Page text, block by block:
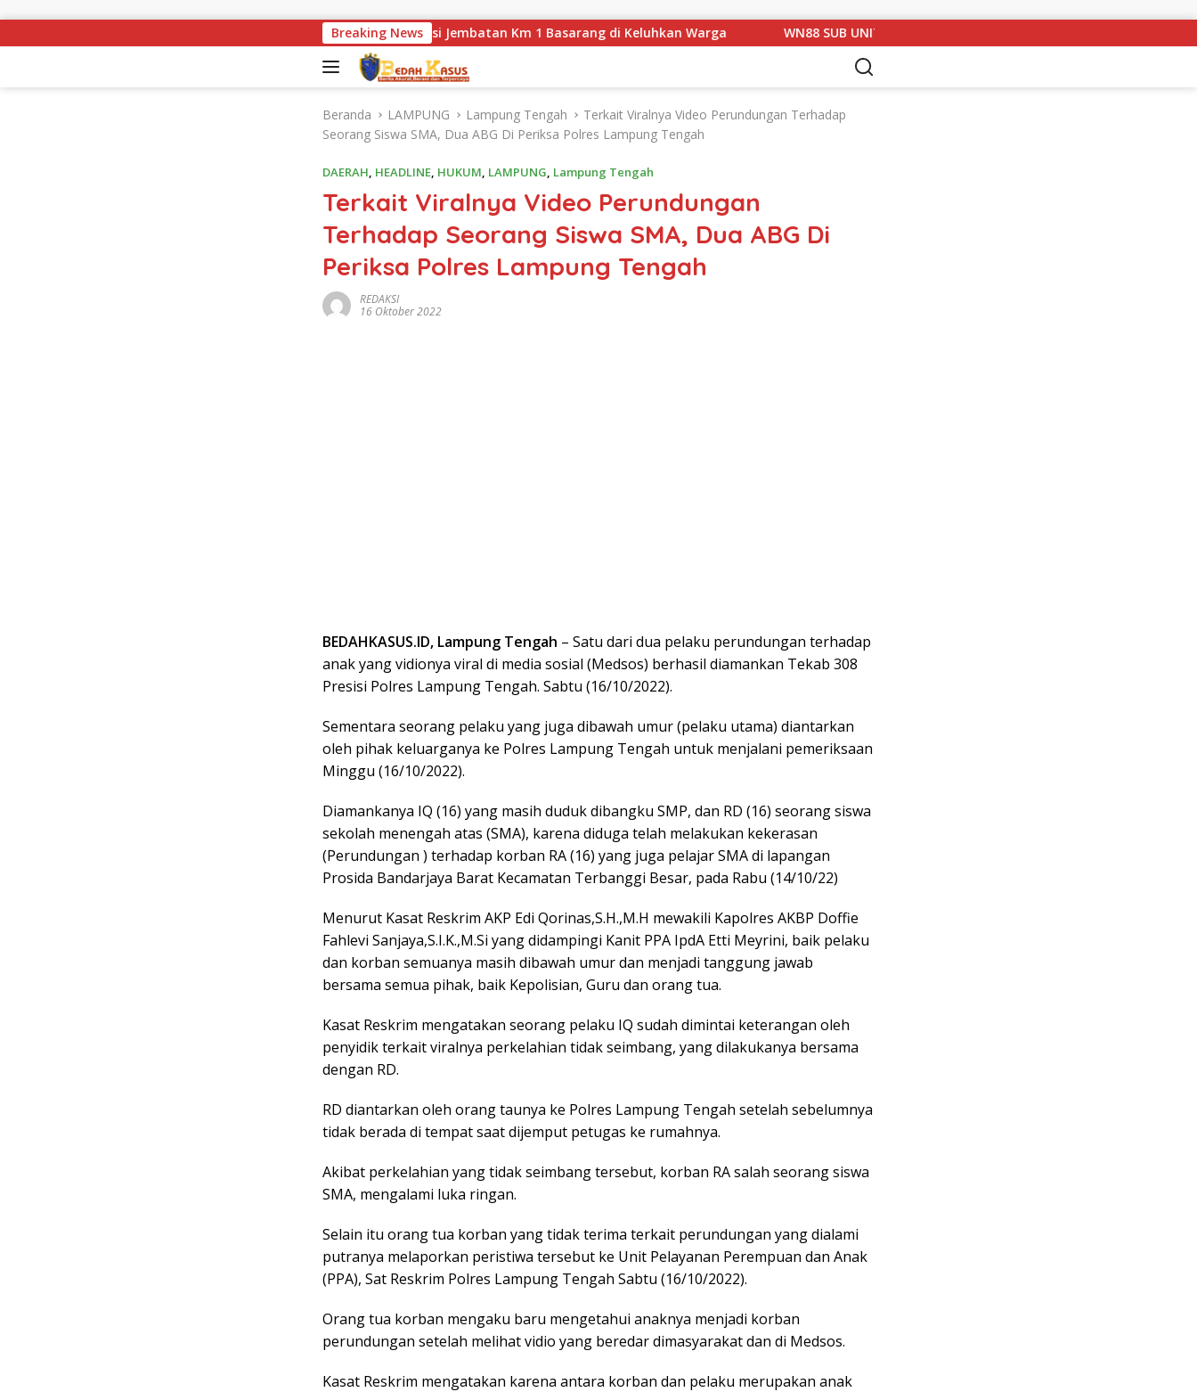
Breaking News
Miris ! Kondisi Jembatan Km 1 Basarang di Keluhkan Warga WN88 SUB UNIT 13 LAMPUNG UTARA GELAR RAPAT KOORDINASI DAN
Beranda LAMPUNG Lampung Tengah
Terkait Viralnya Video Perundungan Terhadap
Seorang Siswa SMA, Dua ABG Di Periksa Polres Lampung Tengah
DAERAH, HEADLINE, HUKUM, LAMPUNG, Lampung Tengah
Terkait Viralnya Video Perundungan
Terhadap Seorang Siswa SMA, Dua ABG Di
Periksa Polres Lampung Tengah
REDAKSI
16 Oktober 2022
BEDAHKASUS.ID, Lampung Tengah – Satu dari dua pelaku perundungan terhadap
anak yang vidionya viral di media sosial (Medsos) berhasil diamankan Tekab 308
Presisi Polres Lampung Tengah. Sabtu (16/10/2022).
Sementara seorang pelaku yang juga dibawah umur (pelaku utama) diantarkan
oleh pihak keluarganya ke Polres Lampung Tengah untuk menjalani pemeriksaan
Minggu (16/10/2022).
Diamankanya IQ (16) yang masih duduk dibangku SMP, dan RD (16) seorang siswa
sekolah menengah atas (SMA), karena diduga telah melakukan kekerasan
(Perundungan ) terhadap korban RA (16) yang juga pelajar SMA di lapangan
Prosida Bandarjaya Barat Kecamatan Terbanggi Besar, pada Rabu (14/10/22)
Menurut Kasat Reskrim AKP Edi Qorinas,S.H.,M.H mewakili Kapolres AKBP Doffie
Fahlevi Sanjaya,S.I.K.,M.Si yang didampingi Kanit PPA IpdA Etti Meyrini, baik pelaku
dan korban semuanya masih dibawah umur dan menjadi tanggung jawab
bersama semua pihak, baik Kepolisian, Guru dan orang tua.
Kasat Reskrim mengatakan seorang pelaku IQ sudah dimintai keterangan oleh
penyidik terkait viralnya perkelahian tidak seimbang, yang dilakukanya bersama
dengan RD.
RD diantarkan oleh orang taunya ke Polres Lampung Tengah setelah sebelumnya
tidak berada di tempat saat dijemput petugas ke rumahnya.
Akibat perkelahian yang tidak seimbang tersebut, korban RA salah seorang siswa
SMA, mengalami luka ringan.
Selain itu orang tua korban yang tidak terima terkait perundungan yang dialami
putranya melaporkan peristiwa tersebut ke Unit Pelayanan Perempuan dan Anak
(PPA), Sat Reskrim Polres Lampung Tengah Sabtu (16/10/2022).
Orang tua korban mengaku baru mengetahui anaknya menjadi korban
perundungan setelah melihat vidio yang beredar dimasyarakat dan di Medsos.
Kasat Reskrim mengatakan karena antara korban dan pelaku merupakan anak